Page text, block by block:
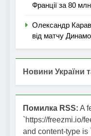
Франції за 80
Олександр
від матчу
Новини України
Помилка RSS: A
`https://freezmi.io/
and content-type is